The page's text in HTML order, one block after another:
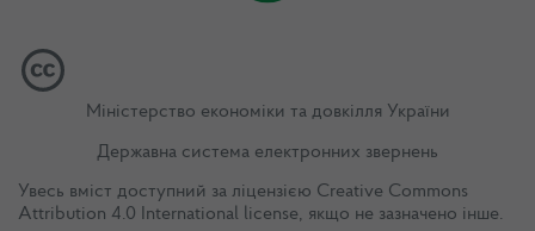
Міністерство економіки та довкілля України
Державна система електронних звернень
Увесь вміст доступний за ліцензією Creative Commons
Attribution 4.0 International license, якщо не зазначено інше.